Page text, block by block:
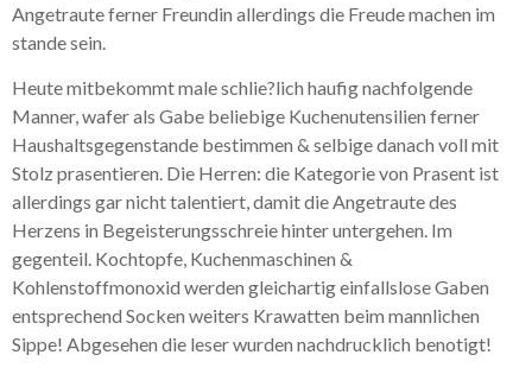
Angetraute ferner Freundin allerdings die Freude machen im
stande sein.
Heute mitbekommt male schlie?lich haufig nachfolgende
Manner, wafer als Gabe beliebige Kuchenutensilien ferner
Haushaltsgegenstande bestimmen & selbige danach voll mit
Stolz prasentieren. Die Herren: die Kategorie von Prasent ist
allerdings gar nicht talentiert, damit die Angetraute des
Herzens in Begeisterungsschreie hinter untergehen. Im
gegenteil. Kochtopfe, Kuchenmaschinen &
Kohlenstoffmonoxid werden gleichartig einfallslose Gaben
entsprechend Socken weiters Krawatten beim mannlichen
Sippe! Abgesehen die leser wurden nachdrucklich benotigt!